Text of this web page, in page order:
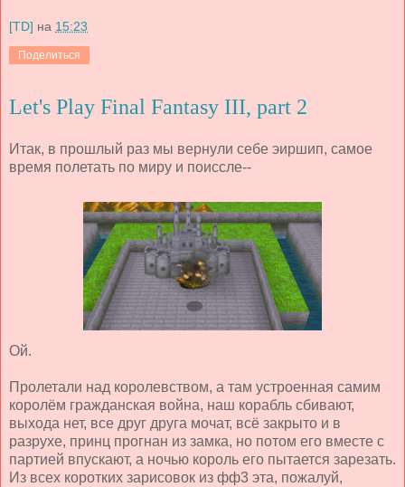
[TD] на 15:23
Поделиться
Let's Play Final Fantasy III, part 2
Итак, в прошлый раз мы вернули себе эиршип, самое
время полетать по миру и поиссле--
Ой.
Пролетали над королевством, а там устроенная самим
королём гражданская война, наш корабль сбивают,
выхода нет, все друг друга мочат, всё закрыто и в
разрухе, принц прогнан из замка, но потом его вместе с
партией впускают, а ночью король его пытается зарезать.
Из всех коротких зарисовок из фф3 эта, пожалуй,